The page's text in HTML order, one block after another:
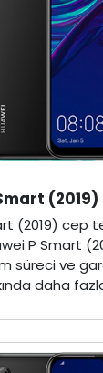
(2019) cep
P Smart
süreci ve
daha